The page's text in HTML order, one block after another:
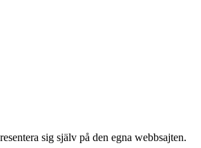
sig själv på den egna webbsajten.